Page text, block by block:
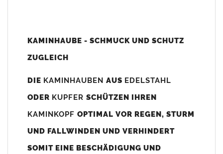
Unsere Maßangaben beziehen sich immer auf das
800mm x 740-800mm angefertigt (siehe Bild/Zeichnung unten).
angefertigt werden (bitte anfragen).
KAMINHAUBE - SCHMUCK UND SCHUTZ
ZUGLEICH
DIE KAMINHAUBEN AUS EDELSTAHL
ODER KUPFER SCHÜTZEN IHREN
KAMINKOPF OPTIMAL VOR REGEN, STURM
UND FALLWINDEN UND VERHINDERT
SOMIT EINE BESCHÄDIGUNG UND